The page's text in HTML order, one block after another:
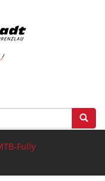
Fully